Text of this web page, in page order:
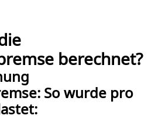
berechnet?
So wurde pro